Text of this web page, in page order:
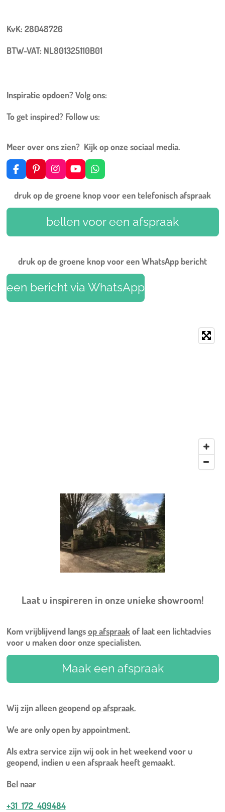
KvK: 28048726
BTW-VAT: NL801325110B01
Inspiratie opdoen? Volg ons:
To get inspired? Follow us:
Meer over ons zien? Kijk op onze sociaal media.
F
a
c
e
b
k
P
i
t
e
s
I
n
t
a
g
r
a
Y
o
T
u
b
e
W
h
t
s
A
p
p
druk op de groene knop voor een telefonisch afspraak
bellen voor een afspraak
druk op de groene knop voor een WhatsApp bericht
een bericht via WhatsApp
Laat u inspireren in onze unieke showroom!
Kom vrijblijvend langsop afspraakof laat een lichtadvies
voor u maken door onze specialisten.
Maak een afspraak
Wij zijn alleen geopendop afspraak.
We are only open by appointment.
Als extra service zijn wij ook in het weekend voor u
geopend, indien u een afspraak heeft gemaakt.
Bel naar
+31 172 409484